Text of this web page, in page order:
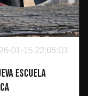
01-15 22:05:03
escuela